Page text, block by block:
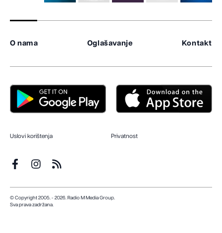
O nama Oglašavanje Kontakt
Uslovi korištenja Privatnost
© Copyright 2005. - 2026. Radio M Media Group.
Sva prava zadržana.